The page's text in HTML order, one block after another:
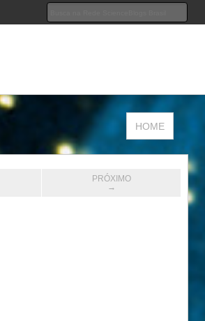
HOME
PRÓXIMO
→